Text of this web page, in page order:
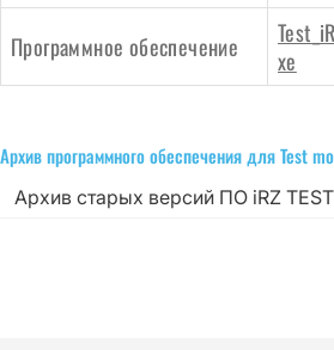
Программное обеспечение
xe
Архив программного обеспечения для Test
Архив старых версий ПО iRZ